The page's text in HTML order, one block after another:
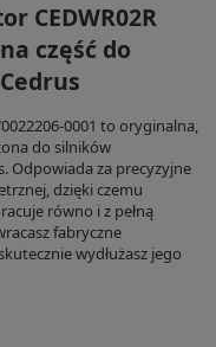
CEDWR02R
część do
0001 to oryginalna,
do silników
Odpowiada za precyzyjne
dzięki czemu
równo i z pełną
fabryczne
wydłużasz jego